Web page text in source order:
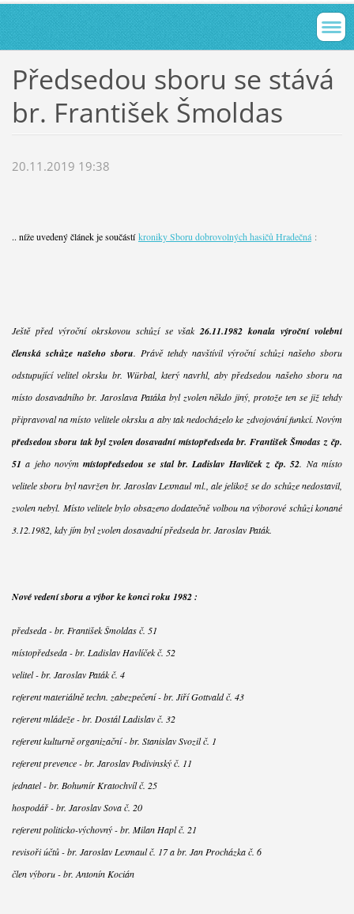
Předsedou sboru se stává
br. František Šmoldas
20.11.2019 19:38
.. níže uvedený článek je součástíkroniky Sboru dobrovolných hasičů Hradečná:
Ještě před výroční okrskovou schůzí se však26.11.1982 konala výroční volební
členská schůze našeho sboru. Právě tehdy navštívil výroční schůzi našeho sboru
odstupující velitel okrsku br. Würbal, který navrhl, aby předsedou našeho sboru na
místo dosavadního br. Jaroslava Patáka byl zvolen někdo jiný, protože ten se již tehdy
připravoval na místo velitele okrsku a aby tak nedocházelo ke zdvojování funkcí. Novým
předsedou sboru tak byl zvolen dosavadní místopředseda br. František Šmodas z čp.
51a jeho novýmmístopředsedou se stal br. Ladislav Havlíček z čp. 52. Na místo
velitele sboru byl navržen br. Jaroslav Lexmaul ml., ale jelikož se do schůze nedostavil,
zvolen nebyl. Místo velitele bylo obsazeno dodatečně volbou na výborové schůzi konané
3.12.1982, kdy jím byl zvolen dosavadní předseda br. Jaroslav Paták.
Nové vedení sboru a výbor ke konci roku 1982 :
předseda - br. František Šmoldas č. 51
místopředseda - br. Ladislav Havlíček č. 52
velitel - br. Jaroslav Paták č. 4
referent materiálně techn. zabezpečení - br. Jiří Gottvald č. 43
referent mládeže - br. Dostál Ladislav č. 32
referent kulturně organizační - br. Stanislav Svozil č. 1
referent prevence - br. Jaroslav Podivinský č. 11
jednatel - br. Bohumír Kratochvíl č. 25
hospodář - br. Jaroslav Sova č. 20
referent politicko-výchovný - br. Milan Hapl č. 21
revisoři účtů - br. Jaroslav Lexmaul č. 17 a br. Jan Procházka č. 6
člen výboru - br. Antonín Kocián